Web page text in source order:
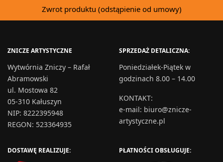
Zwrot produktu (odstąpienie od umowy)
ZNICZE ARTYSTYCZNE
Wytwórnia Zniczy – Rafał
Abramowski
ul. Mostowa 82
05-310 Kałuszyn
NIP: 8222395948
REGON: 523364935
SPRZEDAŻ DETALICZNA:
Poniedziałek-Piątek w
godzinach 8.00 – 14.00
KONTAKT:
e-mail: biuro@znicze-
artystyczne.pl
DOSTAWĘ REALIZUJE: PŁATNOŚCI OBSŁUGUJE: